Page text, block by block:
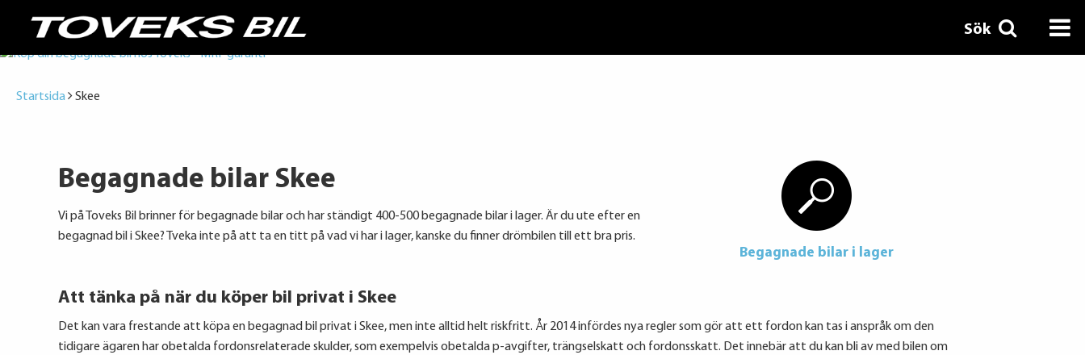
Sök
Startsida Skee
Begagnade bilar Skee
Vi på Toveks Bil brinner för begagnade bilar och har ständigt 400-500 begagnade bilar i lager. Är du ute efter en
begagnad bil i Skee? Tveka inte på att ta en titt på vad vi har i lager, kanske du finner drömbilen till ett bra pris.
Begagnade bilar i lager
Att tänka på när du köper bil privat i Skee
Det kan vara frestande att köpa en begagnad bil privat i Skee, men inte alltid helt riskfritt. År 2014 infördes nya regler som gör att ett fordon kan tas i anspråk om den
tidigare ägaren har obetalda fordonsrelaterade skulder, som exempelvis obetalda p-avgifter, trängselskatt och fordonsskatt. Det innebär att du kan bli av med bilen om